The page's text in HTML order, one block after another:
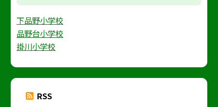
下品野小学校
品野台小学校
掛川小学校
RSS